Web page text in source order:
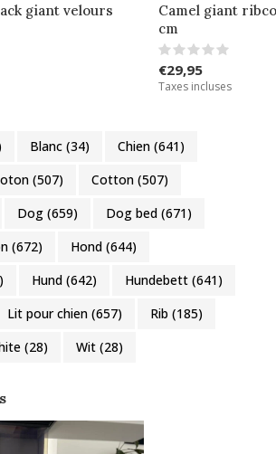
giant velours
Camel giant
cm
€29,95
Taxes incluses
Blanc (34) Chien (641)
(507) Cotton (507)
Dog (659) Dog bed (671)
(672) Hond (644)
Hund (642) Hundebett (641)
Lit pour chien (657) Rib (185)
(28) Wit (28)